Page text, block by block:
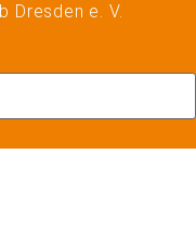
Dresden e. V.